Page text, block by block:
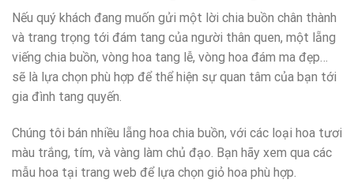
Nếu quý khách đang muốn gửi một lời chia buồn chân thành
và trang trọng tới đám tang của người thân quen, một lẵng
viếng chia buồn, vòng hoa tang lễ, vòng hoa đám ma đẹp…
sẽ là lựa chọn phù hợp để thể hiện sự quan tâm của bạn tới
gia đình tang quyến.
Chúng tôi bán nhiều lẵng hoa chia buồn, với các loại hoa tươi
màu trắng, tím, và vàng làm chủ đạo. Bạn hãy xem qua các
mẫu hoa tại trang web để lựa chọn giỏ hoa phù hợp.